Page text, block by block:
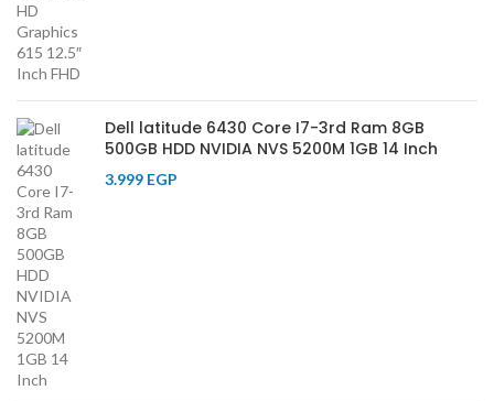
Dell latitude 6430 Core I7-3rd Ram 8GB
500GB HDD NVIDIA NVS 5200M 1GB 14 Inch
3.999 EGP